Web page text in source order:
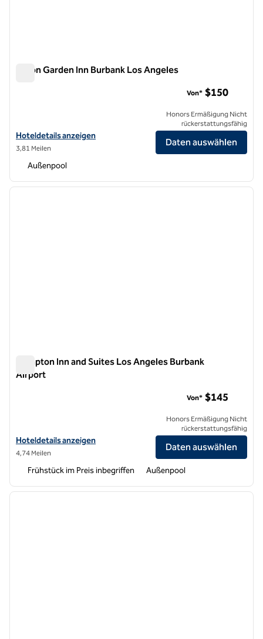
Hilton Garden Inn Burbank Los Angeles
Hoteldetails für das Hilton Garden Inn Burbank Los Angeles anzeigen
Hoteldetails anzeigen
3,81 Meilen
Von* $150
Honors Ermäßigung Nicht
rückerstattungsfähig
Daten auswählen
Außenpool
1 von 12
Hampton Inn and Suites Los Angeles Burbank
Airport
Hoteldetails für Hampton Inn and Suites Los Angeles Burbank
Hoteldetails anzeigen
4,74 Meilen
Von* $145
Honors Ermäßigung Nicht
rückerstattungsfähig
Daten auswählen
Frühstück im Preis inbegriffen Außenpool
1 von 12